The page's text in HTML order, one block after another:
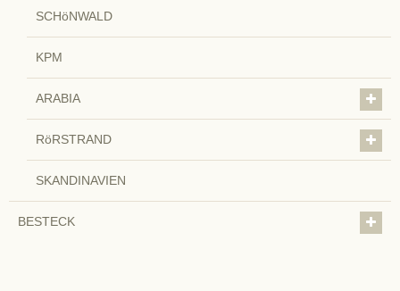
SCHöNWALD
KPM
ARABIA
RöRSTRAND
SKANDINAVIEN
BESTECK